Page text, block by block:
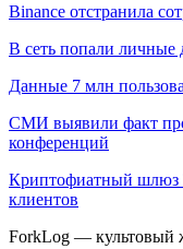
Binance отстранила
В сеть попали личные
Данные 7 млн
СМИ выявили факт
конференций
Криптофиатный шлюз
клиентов
ForkLog — культовый